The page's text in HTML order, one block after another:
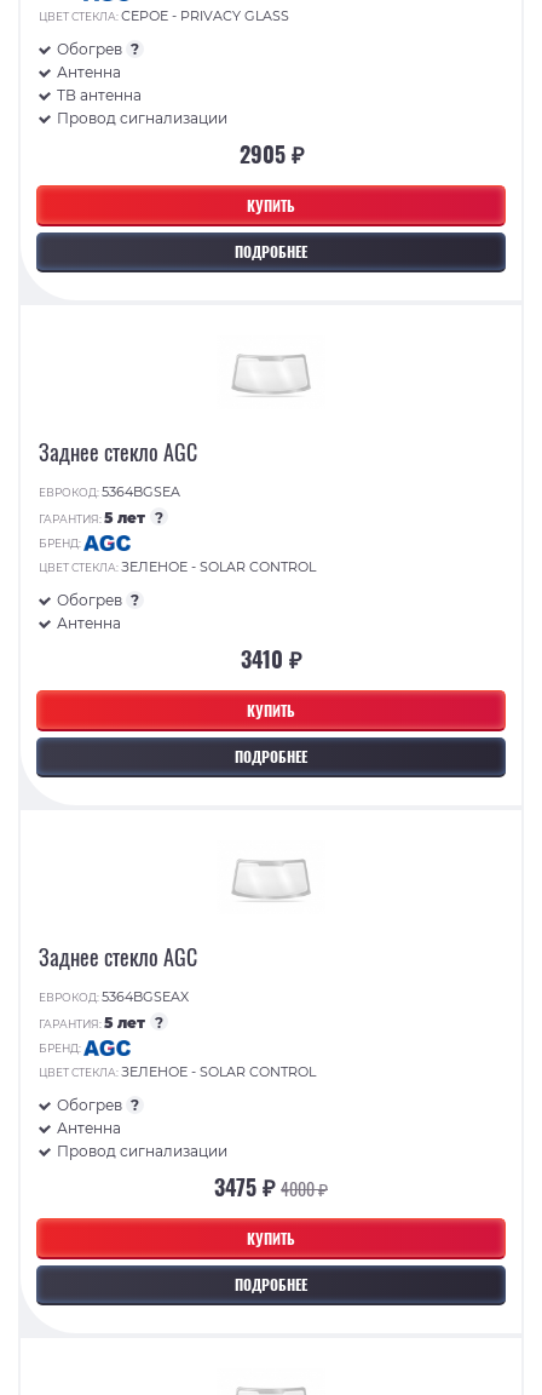
КУПИТЬ
ПОДРОБНЕЕ
ЦВЕТ СТЕКЛА:СЕРОЕ - PRIVACY GLASS
Обогрев ?
Антенна
ТВ антенна
Провод сигнализации
2905 ₽
КУПИТЬ
ПОДРОБНЕЕ
Заднее стекло AGC
ЕВРОКОД:5364BGSEA
ГАРАНТИЯ:5 лет ?
БРЕНД:
ЦВЕТ СТЕКЛА:ЗЕЛЕНОЕ - SOLAR CONTROL
Обогрев ?
Антенна
3410 ₽
КУПИТЬ
ПОДРОБНЕЕ
Заднее стекло AGC
ЕВРОКОД:5364BGSEAX
ГАРАНТИЯ:5 лет ?
БРЕНД:
ЦВЕТ СТЕКЛА:ЗЕЛЕНОЕ - SOLAR CONTROL
Обогрев ?
Антенна
Провод сигнализации
3475 ₽4000 ₽